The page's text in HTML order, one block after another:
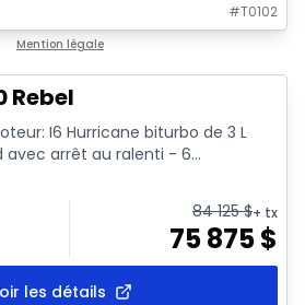
#T0102
Mention légale
Rebel
I6 Hurricane biturbo de 3 L
arrêt au ralenti - 6...
84 125$+ tx
75 875$
les détails